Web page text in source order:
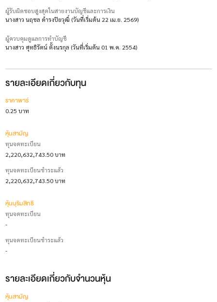
ผู้รับผิดชอบสูงสุดในสายงานบัญชีและการเงิน
นางสาว นฤชล ดำรงปิยวุฒิ์ (วันที่เริ่มต้น 22 เม.ย. 2569)
ผู้ควบคุมดูแลการทำบัญชี
นางสาว ศุทธิรัตน์ ตั้งนรกุล (วันที่เริ่มต้น 01 พ.ค. 2554)
รายละเอียดเกี่ยวกับทุน
ราคาพาร์
0.25 บาท
หุ้นสามัญ
ทุนจดทะเบียน
2,220,632,743.50 บาท
ทุนจดทะเบียนชำระแล้ว
2,220,632,743.50 บาท
หุ้นบุริมสิทธิ
ทุนจดทะเบียน
-
ทุนจดทะเบียนชำระแล้ว
-
รายละเอียดเกี่ยวกับจำนวนหุ้น
หุ้นสามัญ